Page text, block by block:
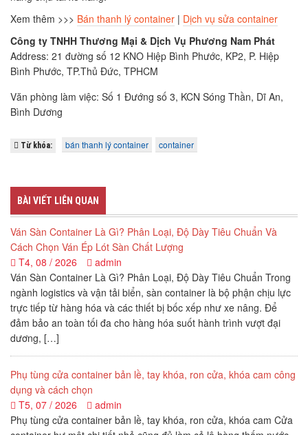
Xem thêm >>> Bán thanh lý container | Dịch vụ sửa container
Công ty TNHH Thương Mại & Dịch Vụ Phương Nam Phát
Address: 21 đường số 12 KNO Hiệp Bình Phước, KP2, P. Hiệp
Bình Phước, TP.Thủ Đức, TPHCM
Văn phòng làm việc: Số 1 Đướng số 3, KCN Sóng Thần, Dĩ An,
Bình Dương
Từ khóa: bán thanh lý container container
BÀI VIẾT LIÊN QUAN
Ván Sàn Container Là Gì? Phân Loại, Độ Dày Tiêu Chuẩn Và
Cách Chọn Ván Ép Lót Sàn Chất Lượng
T4, 08 / 2026
admin
Ván Sàn Container Là Gì? Phân Loại, Độ Dày Tiêu Chuẩn Trong
ngành logistics và vận tải biển, sàn container là bộ phận chịu lực
trực tiếp từ hàng hóa và các thiết bị bốc xếp như xe nâng. Để
đảm bảo an toàn tối đa cho hàng hóa suốt hành trình vượt đại
dương, […]
Phụ tùng cửa container bản lề, tay khóa, ron cửa, khóa cam công
dụng và cách chọn
T5, 07 / 2026
admin
Phụ tùng cửa container bản lề, tay khóa, ron cửa, khóa cam Cửa